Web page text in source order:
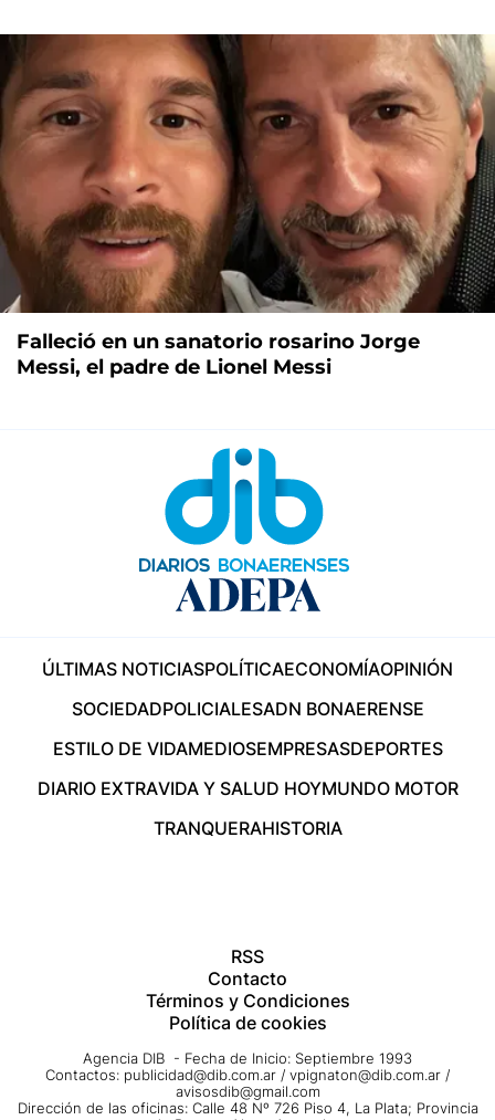
Falleció en un sanatorio rosarino Jorge
Messi, el padre de Lionel Messi
ÚLTIMAS NOTICIASPOLÍTICAECONOMÍAOPINIÓN
SOCIEDADPOLICIALESADN BONAERENSE
ESTILO DE VIDAMEDIOSEMPRESASDEPORTES
DIARIO EXTRAVIDA Y SALUD HOYMUNDO MOTOR
TRANQUERAHISTORIA
RSS
Contacto
Términos y Condiciones
Política de cookies
Agencia DIB - Fecha de Inicio: Septiembre 1993
Contactos: publicidad@dib.com.ar / vpignaton@dib.com.ar /
avisosdib@gmail.com
Dirección de las oficinas: Calle 48 Nº 726 Piso 4, La Plata; Provincia